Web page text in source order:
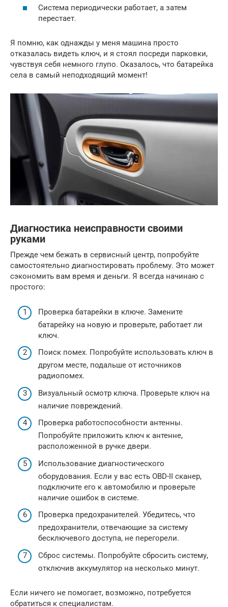
Система периодически работает, а затем
перестает.
Я помню, как однажды у меня машина просто
отказалась видеть ключ, и я стоял посреди парковки,
чувствуя себя немного глупо. Оказалось, что батарейка
села в самый неподходящий момент!
Диагностика неисправности своими
руками
Прежде чем бежать в сервисный центр, попробуйте
самостоятельно диагностировать проблему. Это может
сэкономить вам время и деньги. Я всегда начинаю с
простого:
Проверка батарейки в ключе. Замените
батарейку на новую и проверьте, работает ли
ключ.
Поиск помех. Попробуйте использовать ключ в
другом месте, подальше от источников
радиопомех.
Визуальный осмотр ключа. Проверьте ключ на
наличие повреждений.
Проверка работоспособности антенны.
Попробуйте приложить ключ к антенне,
расположенной в ручке двери.
Использование диагностического
оборудования. Если у вас есть OBD-II сканер,
подключите его к автомобилю и проверьте
наличие ошибок в системе.
Проверка предохранителей. Убедитесь, что
предохранители, отвечающие за систему
бесключевого доступа, не перегорели.
Сброс системы. Попробуйте сбросить систему,
отключив аккумулятор на несколько минут.
Если ничего не помогает, возможно, потребуется
обратиться к специалистам.